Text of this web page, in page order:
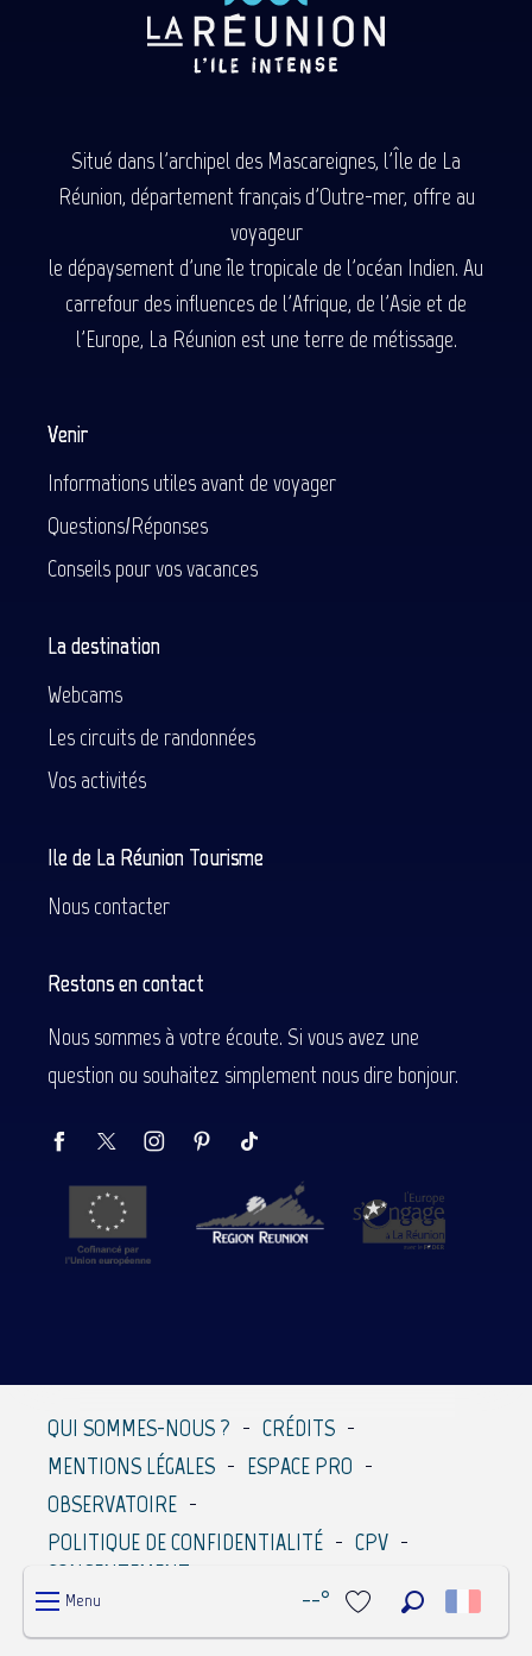
Menu --°
Voir les favoris
Situé dans l'archipel des Mascareignes, l'Île de La
Réunion, département français d'Outre-mer, offre au
voyageur
le dépaysement d'une île tropicale de l'océan Indien. Au
carrefour des influences de l'Afrique, de l'Asie et de
l'Europe, La Réunion est une terre de métissage.
Venir
Informations utiles avant de voyager
Questions/Réponses
Conseils pour vos vacances
La destination
Webcams
Les circuits de randonnées
Vos activités
Ile de La Réunion Tourisme
Nous contacter
Restons en contact
Nous sommes à votre écoute. Si vous avez une
question ou souhaitez simplement nous dire bonjour.
QUI SOMMES-NOUS ?
CRÉDITS
MENTIONS LÉGALES
ESPACE PRO
OBSERVATOIRE
POLITIQUE DE CONFIDENTIALITÉ
CPV
CONSENTEMENT